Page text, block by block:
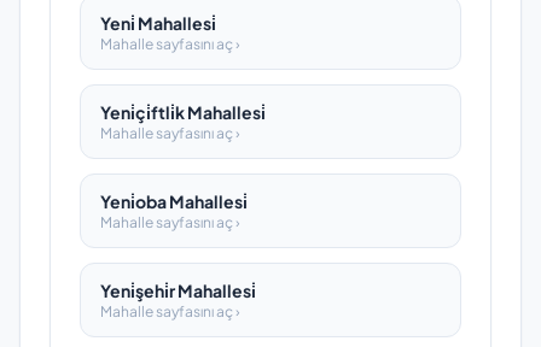
Yeni̇ Mahallesi̇
Mahalle sayfasını aç ›
Yeni̇çi̇ftli̇k Mahallesi̇
Mahalle sayfasını aç ›
Yeni̇oba Mahallesi̇
Mahalle sayfasını aç ›
Yeni̇şehi̇r Mahallesi̇
Mahalle sayfasını aç ›